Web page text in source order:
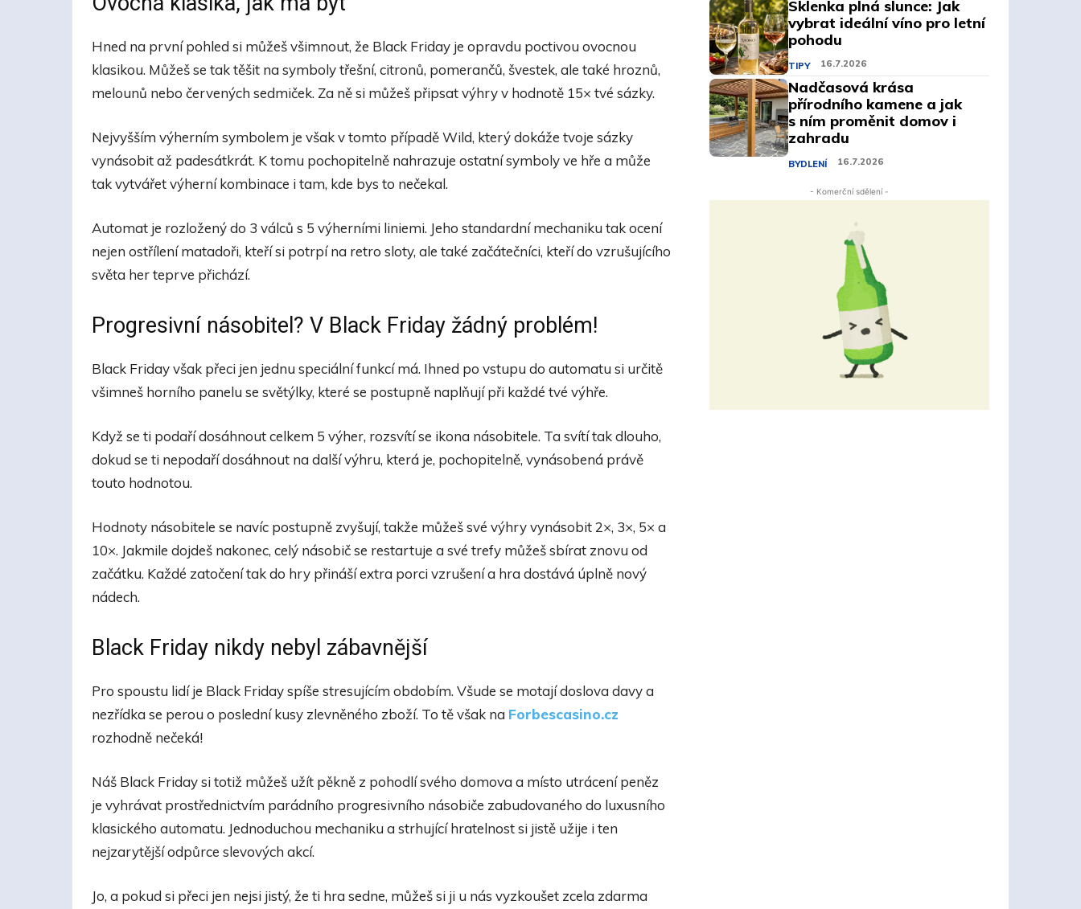
Hned na první pohled si můžeš všimnout, že Black Friday je opravdu poctivou ovocnou
klasikou. Můžeš se tak těšit na symboly třešní, citronů, pomerančů, švestek, ale také hroznů,
melounů nebo červených sedmiček. Za ně si můžeš připsat výhry v hodnotě 15× tvé sázky.
Nejvyšším výherním symbolem je však v tomto případě Wild, který dokáže tvoje sázky
vynásobit až padesátkrát. K tomu pochopitelně nahrazuje ostatní symboly ve hře a může
tak vytvářet výherní kombinace i tam, kde bys to nečekal.
Automat je rozložený do 3 válců s 5 výherními liniemi. Jeho standardní mechaniku tak ocení
nejen ostřílení matadoři, kteří si potrpí na retro sloty, ale také začátečníci, kteří do vzrušujícího
světa her teprve přichází.
Progresivní násobitel? V Black Friday žádný problém!
Black Friday však přeci jen jednu speciální funkcí má. Ihned po vstupu do automatu si určitě
všimneš horního panelu se světýlky, které se postupně naplňují při každé tvé výhře.
Když se ti podaří dosáhnout celkem 5 výher, rozsvítí se ikona násobitele. Ta svítí tak dlouho,
dokud se ti nepodaří dosáhnout na další výhru, která je, pochopitelně, vynásobená právě
touto hodnotou.
Hodnoty násobitele se navíc postupně zvyšují, takže můžeš své výhry vynásobit 2×, 3×, 5× a
10×. Jakmile dojdeš nakonec, celý násobič se restartuje a své trefy můžeš sbírat znovu od
začátku. Každé zatočení tak do hry přináší extra porci vzrušení a hra dostává úplně nový
nádech.
Black Friday nikdy nebyl zábavnější
Pro spoustu lidí je Black Friday spíše stresujícím obdobím. Všude se motají doslova davy a
nezřídka se perou o poslední kusy zlevněného zboží. To tě však na Forbescasino.cz
rozhodně nečeká!
Náš Black Friday si totiž můžeš užít pěkně z pohodlí svého domova a místo utrácení peněz
je vyhrávat prostřednictvím parádního progresivního násobiče zabudovaného do luxusního
klasického automatu. Jednoduchou mechaniku a strhující hratelnost si jistě užije i ten
nejzarytější odpůrce slevových akcí.
Jo, a pokud si přeci jen nejsi jistý, že ti hra sedne, můžeš si ji u nás vyzkoušet zcela zdarma
Sklenka plná slunce: Jak
vybrat ideální víno pro letní
pohodu
TIPY 16.7.2026
Nadčasová krása
přírodního kamene a jak
s ním proměnit domov i
zahradu
BYDLENÍ 16.7.2026
- Komerční sdělení -